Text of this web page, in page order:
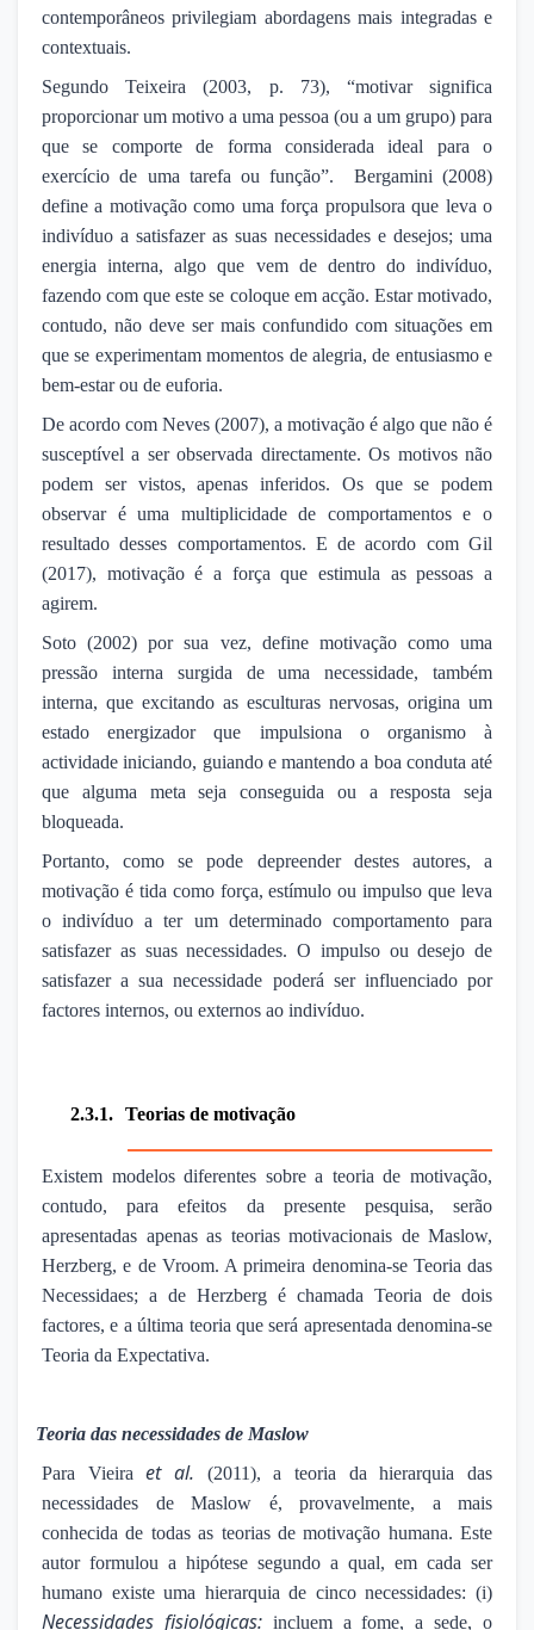
contemporâneos privilegiam abordagens mais integradas e
contextuais.
Segundo Teixeira (2003, p. 73), “motivar significa
proporcionar um motivo a uma pessoa (ou a um grupo) para
que se comporte de forma considerada ideal para o
exercício de uma tarefa ou função”. Bergamini (2008)
define a motivação como uma força propulsora que leva o
indivíduo a satisfazer as suas necessidades e desejos; uma
energia interna, algo que vem de dentro do indivíduo,
fazendo com que este se coloque em acção. Estar motivado,
contudo, não deve ser mais confundido com situações em
que se experimentam momentos de alegria, de entusiasmo e
bem-estar ou de euforia.
De acordo com Neves (2007), a motivação é algo que não é
susceptível a ser observada directamente. Os motivos não
podem ser vistos, apenas inferidos. Os que se podem
observar é uma multiplicidade de comportamentos e o
resultado desses comportamentos. E de acordo com Gil
(2017), motivação é a força que estimula as pessoas a
agirem.
Soto (2002) por sua vez, define motivação como uma
pressão interna surgida de uma necessidade, também
interna, que excitando as esculturas nervosas, origina um
estado energizador que impulsiona o organismo à
actividade iniciando, guiando e mantendo a boa conduta até
que alguma meta seja conseguida ou a resposta seja
bloqueada.
Portanto, como se pode depreender destes autores, a
motivação é tida como força, estímulo ou impulso que leva
o indivíduo a ter um determinado comportamento para
satisfazer as suas necessidades. O impulso ou desejo de
satisfazer a sua necessidade poderá ser influenciado por
factores internos, ou externos ao indivíduo.
2.3.1. Teorias de motivação
Existem modelos diferentes sobre a teoria de motivação,
contudo, para efeitos da presente pesquisa, serão
apresentadas apenas as teorias motivacionais de Maslow,
Herzberg, e de Vroom. A primeira denomina-se Teoria das
Necessidaes; a de Herzberg é chamada Teoria de dois
factores, e a última teoria que será apresentada denomina-se
Teoria da Expectativa.
Teoria das necessidades de Maslow
Para Vieiraet al. (2011), a teoria da hierarquia das
necessidades de Maslow é, provavelmente, a mais
conhecida de todas as teorias de motivação humana. Este
autor formulou a hipótese segundo a qual, em cada ser
humano existe uma hierarquia de cinco necessidades: (i)
Necessidades fisiológicas:incluem a fome, a sede, o